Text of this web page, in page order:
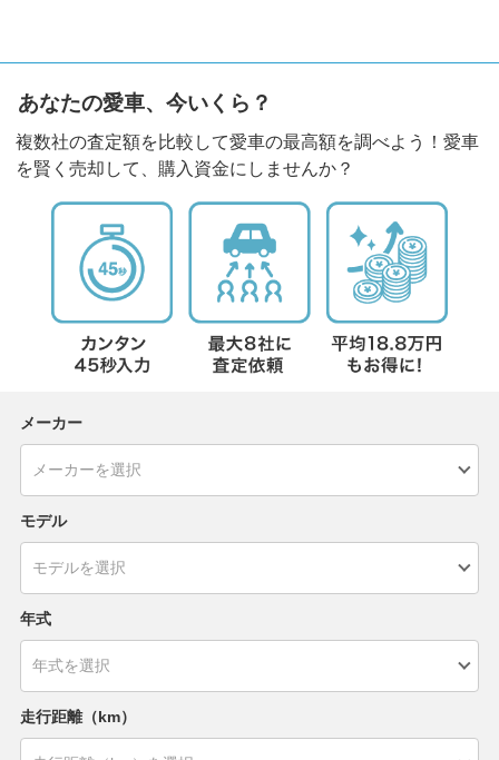
あなたの愛車、今いくら？
複数社の査定額を比較して愛車の最高額を調べよう！愛車
を賢く売却して、購入資金にしませんか？
メーカー
モデル
年式
走行距離（km）